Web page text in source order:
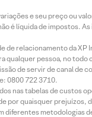
e seu preço ou
é líquida de impostos.
de relacionamento da
qualquer pessoa, no
de servir de canal
0800 722 3710.
nas tabelas de custos
por quaisquer
diferentes